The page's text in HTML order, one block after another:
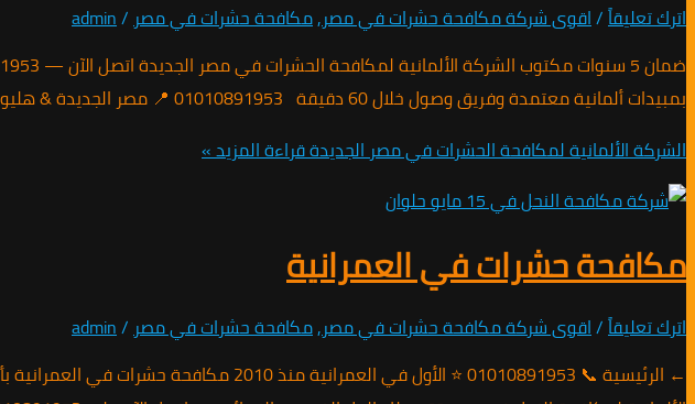
اترك تعليقاً/اقوى شركة مكافحة حشرات في مصر,مكافحة حشرات في مصر/
admin
بمبيدات ألمانية معتمدة وفريق وصول خلال 60 دقيقة 01010891953 📍 مصر الجديدة & هليوبوليس 🕐 خدمة 24/7 ✅ مرخص من وزارة الصحة 🛡️ ضمان 5 سنوات لماذا تنتشر الحشرات
الشركة الألمانية لمكافحة الحشرات في مصر الجديدةقراءة المزيد »
مكافحة حشرات في العمرانية
اترك تعليقاً/اقوى شركة مكافحة حشرات في مصر,مكافحة حشرات في مصر/
admin
← الرئيسية 📞 01010891953 ⭐ الأول في